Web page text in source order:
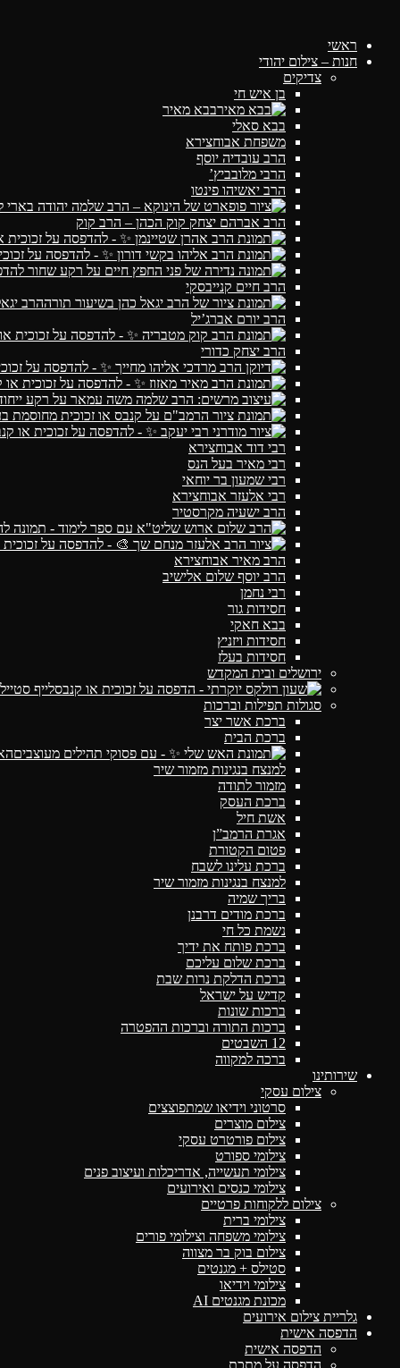
ראשי
חנות – צילום יהודי
צדיקים
בן איש חי
בבא מאיר
בבא סאלי
משפחת אבוחצירא
הרב עובדיה יוסף
הרבי מלובביץ’
הרב יאשיהו פינטו
הרב אברהם יצחק קוק הכהן – הרב קוק
הרב חיים קנייבסקי
הרב
הרב יורם אברג’יל
הרב יצחק כדורי
רבי דוד אבוחצירא
רבי מאיר בעל הנס
רבי שמעון בר יוחאי
רבי אלעזר אבוחצירא
הרב ישעיה מקרסטיר
הרב מאיר אבוחצירא
הרב יוסף שלום אלישיב
רבי נחמן
חסידות גור
בבא חאקי
חסידות ויזניץ
חסידות בעלז
ירושלים ובית המקדש
לייף סטייל
סגולות תפילות וברכות
ברכת אשר יצר
ברכת הבית
למנצח בנגינות מזמור שיר
מזמור לתודה
ברכת העסק
אשת חיל
אגרת הרמב”ן
פטום הקטורת
ברכת עלינו לשבח
למנצח בנגינות מזמור שיר
בריך שמיה
ברכת מודים דרבנן
נשמת כל חי
ברכת פותח את ידיך
ברכת שלום עליכם
ברכת הדלקת נרות שבת
קדיש על ישראל
ברכות שונות
ברכות התורה וברכות ההפטרה
12 השבטים
ברכה למקווה
שירותינו
צילום עסקי
סרטוני וידיאו שמתפוצצים
צילום מוצרים
צילום פורטרט עסקי
צילומי ספורט
צילומי תעשייה, אדריכלות ועיצוב פנים
צילומי כנסים ואירועים
צילום ללקוחות פרטיים
צילומי ברית
צילומי משפחה וצילומי פורים
צילום בוק בר מצווה
סטילס + מגנטים
צילומי וידיאו
מכונת מגנטים AI
גלריית צילום אירועים
הדפסה אישית
הדפסה אישית
הדפסה על מתכת